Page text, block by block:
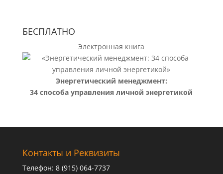
БЕСПЛАТНО
Электронная книга
Энергетический менеджмент:
34 способа управления личной энергетикой
Контакты и Реквизиты
Телефон: 8 (915) 064-7737